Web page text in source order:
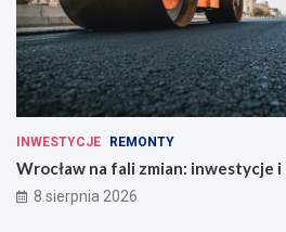
INWESTYCJE REMONTY
Wrocław na fali zmian: inwestycje
8 sierpnia 2026